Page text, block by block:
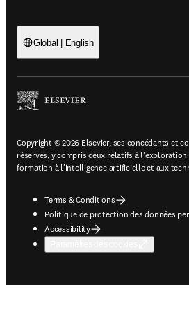
Global | English
Copyright © 2026 Elsevier, ses concédants et
réservés, y compris ceux relatifs à l'exploration
formation à l'intelligence artificielle et aux
Terms & Conditions
Politique de protection des données
Accessibility